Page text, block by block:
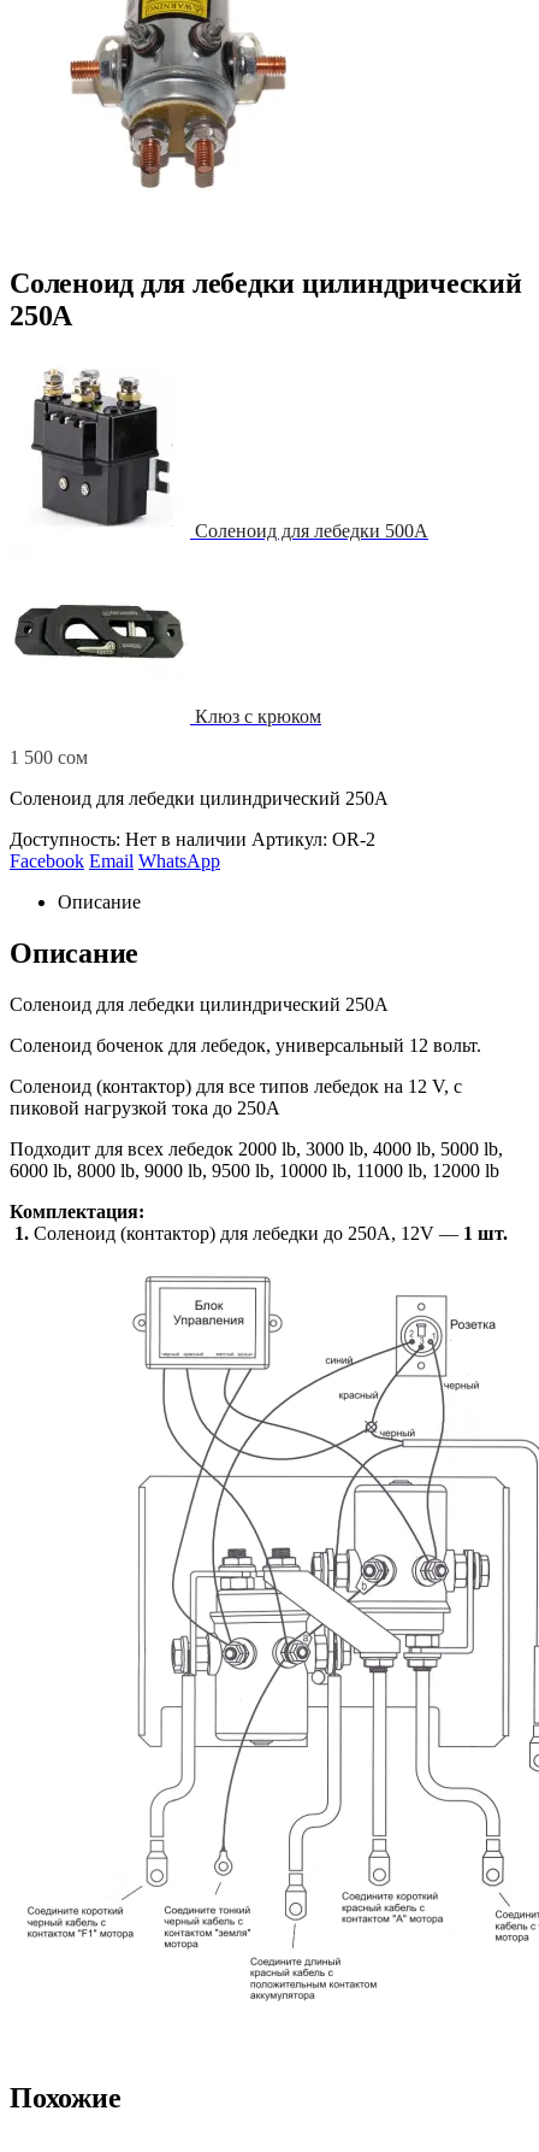
Соленоид для лебедки цилиндрический
250А
Соленоид для лебедки 500А
Клюз с крюком
1 500 сом
Соленоид для лебедки цилиндрический 250А
Доступность: Нет в наличии Артикул: OR-2
Facebook Email WhatsApp
Описание
Описание
Соленоид для лебедки цилиндрический 250А
Соленоид боченок для лебедок, универсальный 12 вольт.
Соленоид (контактор) для все типов лебедок на 12 V, с
пиковой нагрузкой тока до 250A
Подходит для всех лебедок 2000 lb, 3000 lb, 4000 lb, 5000 lb,
6000 lb, 8000 lb, 9000 lb, 9500 lb, 10000 lb, 11000 lb, 12000 lb
Комплектация:
1. Соленоид (контактор) для лебедки до 250A, 12V — 1 шт.
Похожие